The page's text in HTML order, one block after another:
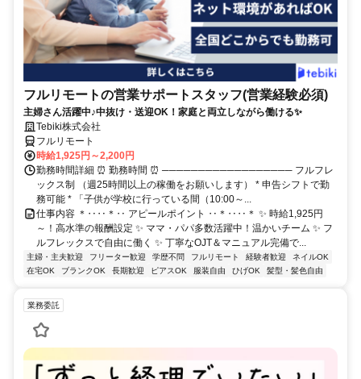
フルリモートの営業サポートスタッフ(営業経験必須)
主婦さん活躍中♪中抜け・送迎OK！家庭と両立しながら働ける✨
Tebiki株式会社
フルリモート
時給1,925円～2,200円
勤務時間詳細 ⏰ 勤務時間 ⏰ ────────────────── フルフレ
ックス制 （週25時間以上の稼働をお願いします） * 申告シフトで勤
務可能 * 「子供が学校に行っている間（10:00～...
仕事内容 ＊‥‥＊‥ アピールポイント ‥＊‥‥＊ ✨ 時給1,925円
～！高水準の報酬設定 ✨ ママ・パパ多数活躍中！温かいチーム ✨ フ
ルフレックスで自由に働く ✨ 丁寧なOJT＆マニュアル完備で...
主婦・主夫歓迎 フリーター歓迎 学歴不問 フルリモート 経験者歓迎
ネイルOK
在宅OK
ブランクOK 長期歓迎 ピアスOK 服装自由 ひげOK 髪型・髪色自由
業務委託